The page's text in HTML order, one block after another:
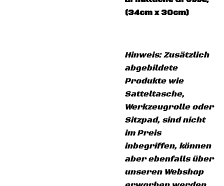
(34cm x 30cm)
Hinweis: Zusätzlich
abgebildete
Produkte wie
Satteltasche,
Werkzeugrolle oder
Sitzpad, sind nicht
im Preis
inbegriffen, können
aber ebenfalls über
unseren Webshop